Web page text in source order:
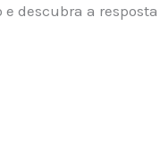
e descubra a